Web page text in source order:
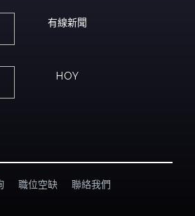
有線新聞
HOY
職位空缺 聯絡我們